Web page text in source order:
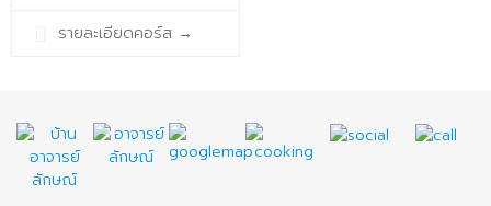
ห้องเรียน1)x
รายละเอียดคอร์ส →